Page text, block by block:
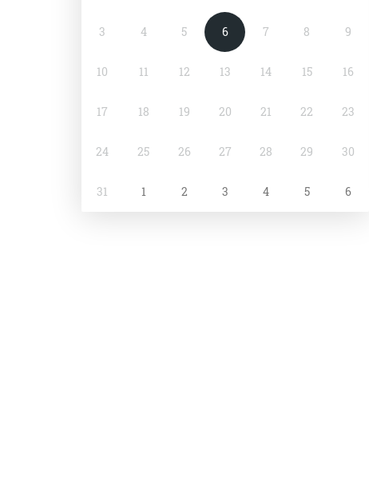
3 4 5 6 7 8 9
10 11 12 13 14 15 16
17 18 19 20 21 22 23
24 25 26 27 28 29 30
31 1 2 3 4 5 6